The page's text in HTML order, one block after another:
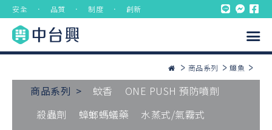
安全 ． 品質 ． 制度 ． 創新
商品系列 鱷魚
商品系列 > 蚊香
ONE PUSH 預防噴劑
殺蟲劑
蟑螂螞蟻藥
水蒸式/氣霧式